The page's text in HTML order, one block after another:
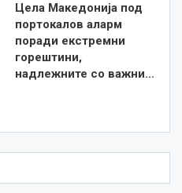
Цела Македонија под
портокалов аларм
поради екстремни
горештини,
надлежните со важни…